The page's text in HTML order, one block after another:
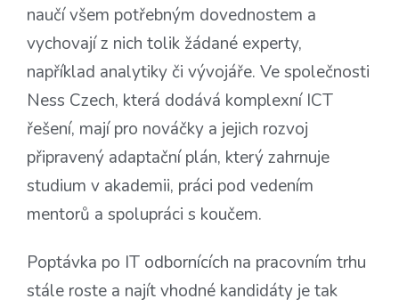
naučí všem potřebným dovednostem a
vychovají z nich tolik žádané experty,
například analytiky či vývojáře. Ve společnosti
Ness Czech, která dodává komplexní ICT
řešení, mají pro nováčky a jejich rozvoj
připravený adaptační plán, který zahrnuje
studium v akademii, práci pod vedením
mentorů a spolupráci s koučem.
Poptávka po IT odbornících na pracovním trhu
stále roste a najít vhodné kandidáty je tak